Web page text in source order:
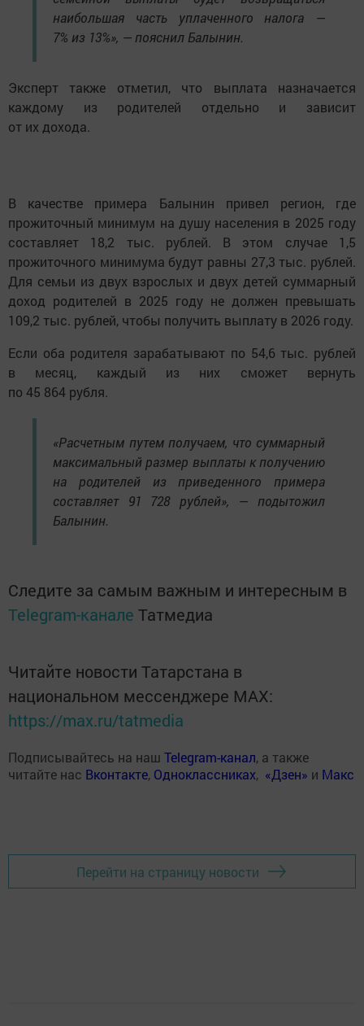
наибольшая часть уплаченного налога —
7% из 13%», — пояснил Балынин.
Эксперт также отметил, что выплата назначается
каждому из родителей отдельно и зависит
от их дохода.
В качестве примера Балынин привел регион, где
прожиточный минимум на душу населения в 2025 году
составляет 18,2 тыс. рублей. В этом случае 1,5
прожиточного минимума будут равны 27,3 тыс. рублей.
Для семьи из двух взрослых и двух детей суммарный
доход родителей в 2025 году не должен превышать
109,2 тыс. рублей, чтобы получить выплату в 2026 году.
Если оба родителя зарабатывают по 54,6 тыс. рублей
в месяц, каждый из них сможет вернуть
по 45 864 рубля.
«Расчетным путем получаем, что суммарный
максимальный размер выплаты к получению
на родителей из приведенного примера
составляет 91 728 рублей», — подытожил
Балынин.
Следите за самым важным и интересным в
Telegram-канале Татмедиа
Читайте новости Татарстана в
национальном мессенджере MАХ:
https://max.ru/tatmedia
Подписывайтесь на наш Telegram-канал, а также
читайте нас Вконтакте, Одноклассниках, «Дзен» и Макс
Перейти на страницу новости